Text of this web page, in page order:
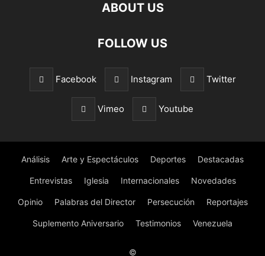
ABOUT US
FOLLOW US
Facebook Instagram Twitter
Vimeo Youtube
Análisis Arte y Espectáculos Deportes Destacadas
Entrevistas Iglesia Internacionales Novedades
Opinio Palabras del Director Persecución Reportajes
Suplemento Aniversario Testimonios Venezuela
©